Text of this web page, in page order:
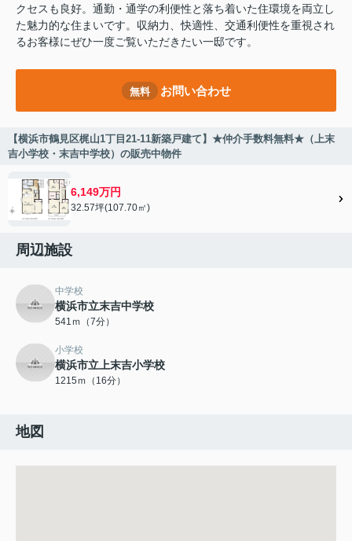
クセスも良好。通勤・通学の利便性と落ち着いた住環境を両立し
た魅力的な住まいです。収納力、快適性、交通利便性を重視され
るお客様にぜひ一度ご覧いただきたい一邸です。
無料 お問い合わせ
【横浜市鶴見区梶山1丁目21-11新築戸建て】★仲介手数料無料★（上末
吉小学校・末吉中学校）の販売中物件
6,149万円
32.57坪(107.70㎡)
周辺施設
中学校
横浜市立末吉中学校
541ｍ（7分）
小学校
横浜市立上末吉小学校
1215ｍ（16分）
地図